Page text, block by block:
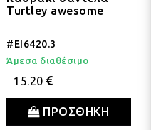
Turtley awesome
#EI6420.3
Άμεσα διαθέσιμο
15.20
ΠΡΟΣΘΗΚΗ